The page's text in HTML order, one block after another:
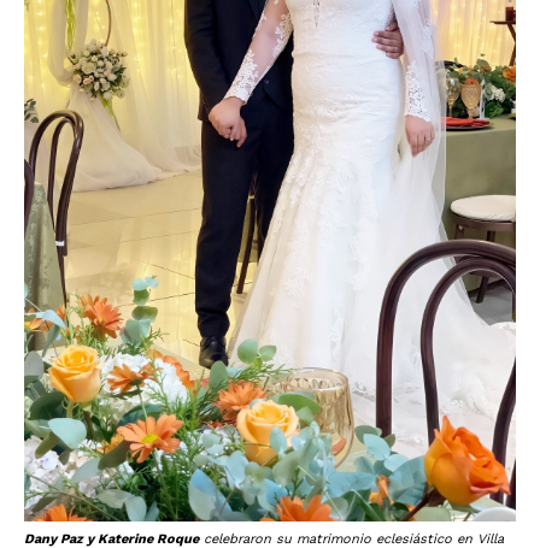
Dany Paz y Katerine Roquecelebraron su matrimonio eclesiástico en Villa